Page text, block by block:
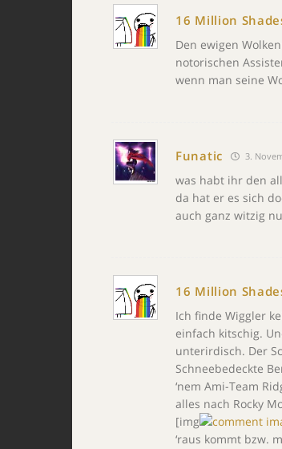
16 Million
Den ewigen
notorischen
wenn man seine
Funatic 3.
was habt ihr den
da hat er es sich
auch ganz witzig
16 Million
Ich finde Wiggler
einfach kitschig.
unterirdisch. Der
Schneebedeckte
‘nem Ami-Team
alles nach Rocky
[img
‘raus kommt bzw.